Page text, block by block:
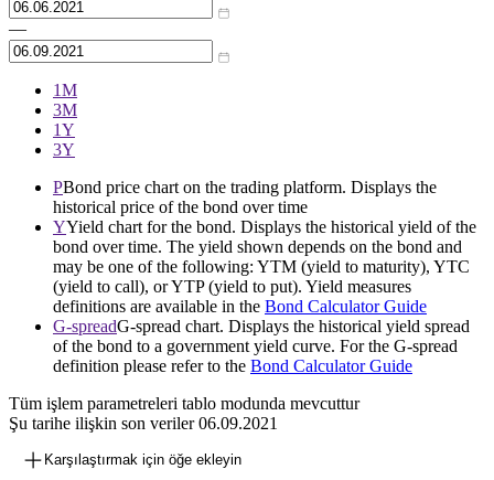
—
1М
3М
1Y
3Y
PBond price chart on the trading platform. Displays the
historical price of the bond over time
YYield chart for the bond. Displays the historical yield of the
bond over time. The yield shown depends on the bond and
may be one of the following: YTM (yield to maturity), YTC
(yield to call), or YTP (yield to put). Yield measures
definitions are available in the Bond Calculator Guide
G-spreadG-spread chart. Displays the historical yield spread
of the bond to a government yield curve. For the G-spread
definition please refer to the Bond Calculator Guide
Tüm işlem parametreleri tablo modunda mevcuttur
Şu tarihe ilişkin son veriler06.09.2021
Karşılaştırmak için öğe ekleyin